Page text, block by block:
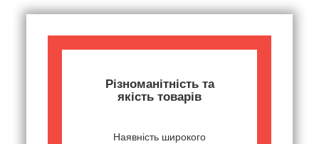
Різноманітність та
якість товарів
Наявність широкого